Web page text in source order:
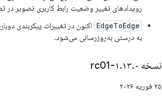
رویدادهای تغییر وضعیت رابط کاربری تصویر در
EdgeToEdge اکنون در تغییرات پیکربندی
به درستی به‌روزرسانی می‌شود.
نسخه ۱ .۱۳.۰-rc01
۲۵ فوریه ۲۰۲۶